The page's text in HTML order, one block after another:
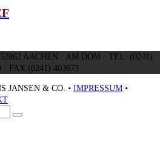
AACHEN · AM DOM · TEL. (0241)
· FAX (0241) 403673
JANSEN & CO. • IMPRESSUM •
Senden